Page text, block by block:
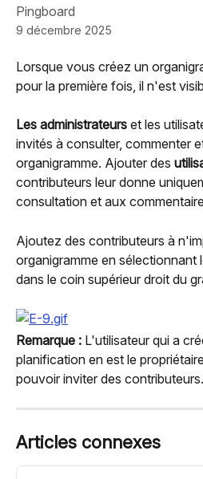
Pingboard
9 décembre 2025
Lorsque vous créez un
pour la première fois, il n'est
Les administrateurs et les
invités à consulter, commenter
organigramme. Ajouter des
contributeurs leur donne
consultation et aux
Ajoutez des contributeurs à
organigramme en sélectionnant
dans le coin supérieur droit du
Remarque : L'utilisateur qui a
planification en est le
pouvoir inviter des contributeurs.
Articles connexes